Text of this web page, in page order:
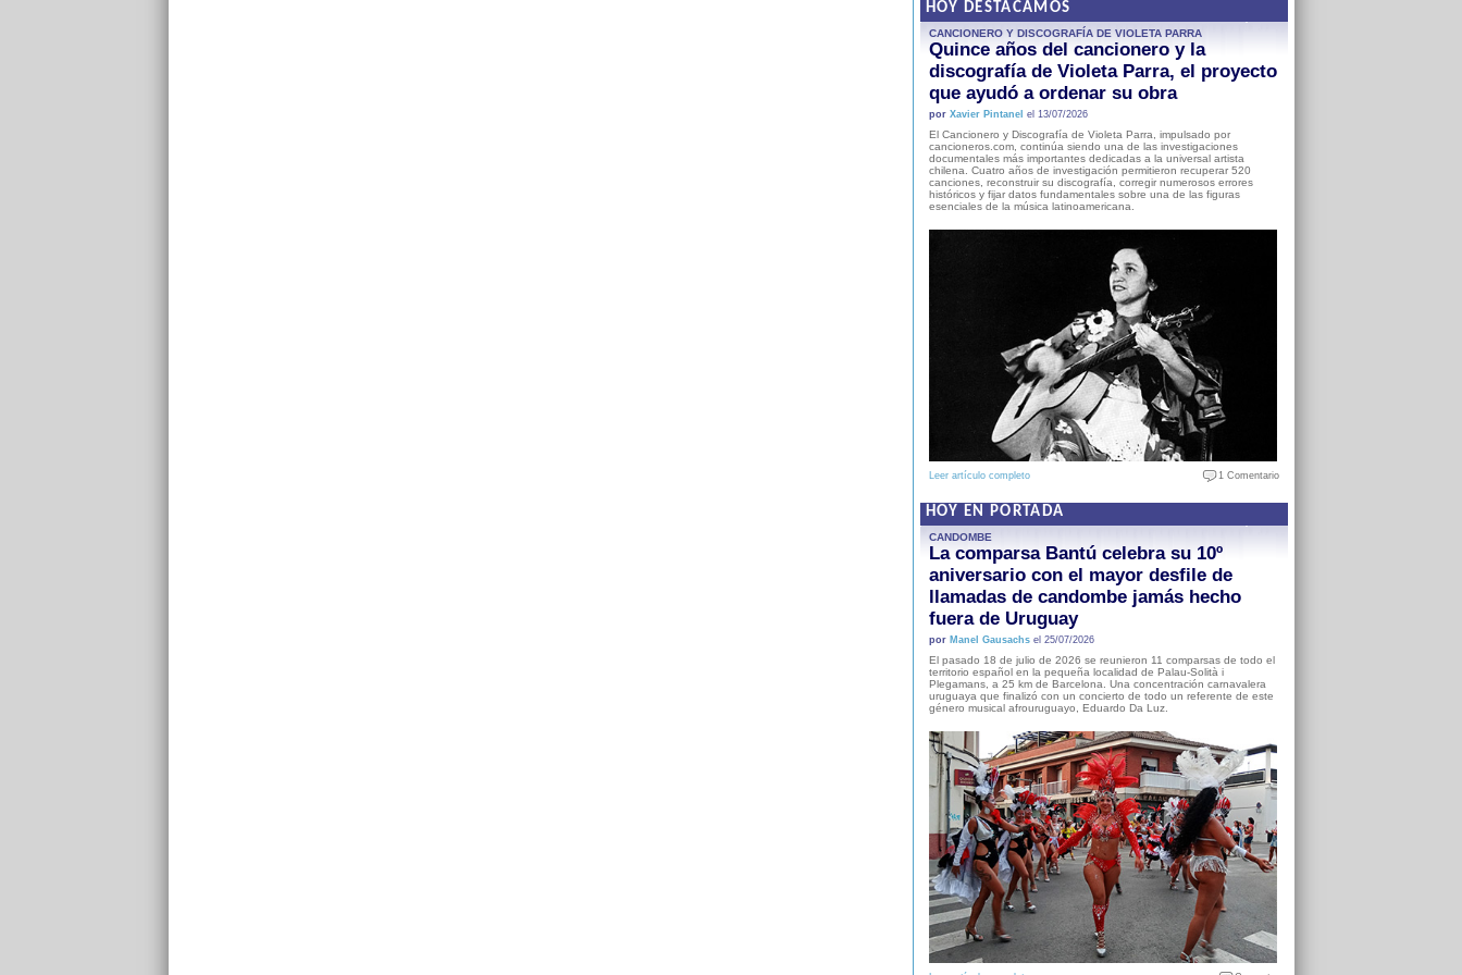
HOY DESTACAMOS
CANCIONERO Y DISCOGRAFÍA DE VIOLETA PARRA
Quince años del cancionero y la
discografía de Violeta Parra, el proyecto
que ayudó a ordenar su obra
por Xavier Pintanel el 13/07/2026
El Cancionero y Discografía de Violeta Parra, impulsado por
cancioneros.com, continúa siendo una de las investigaciones
documentales más importantes dedicadas a la universal artista
chilena. Cuatro años de investigación permitieron recuperar 520
canciones, reconstruir su discografía, corregir numerosos errores
históricos y fijar datos fundamentales sobre una de las figuras
esenciales de la música latinoamericana.
Leer artículo completo 1 Comentario
HOY EN PORTADA
CANDOMBE
La comparsa Bantú celebra su 10º
aniversario con el mayor desfile de
llamadas de candombe jamás hecho
fuera de Uruguay
por Manel Gausachsel 25/07/2026
El pasado 18 de julio de 2026 se reunieron 11 comparsas de todo el
territorio español en la pequeña localidad de Palau-Solità i
Plegamans, a 25 km de Barcelona. Una concentración carnavalera
uruguaya que finalizó con un concierto de todo un referente de este
género musical afrouruguayo, Eduardo Da Luz.